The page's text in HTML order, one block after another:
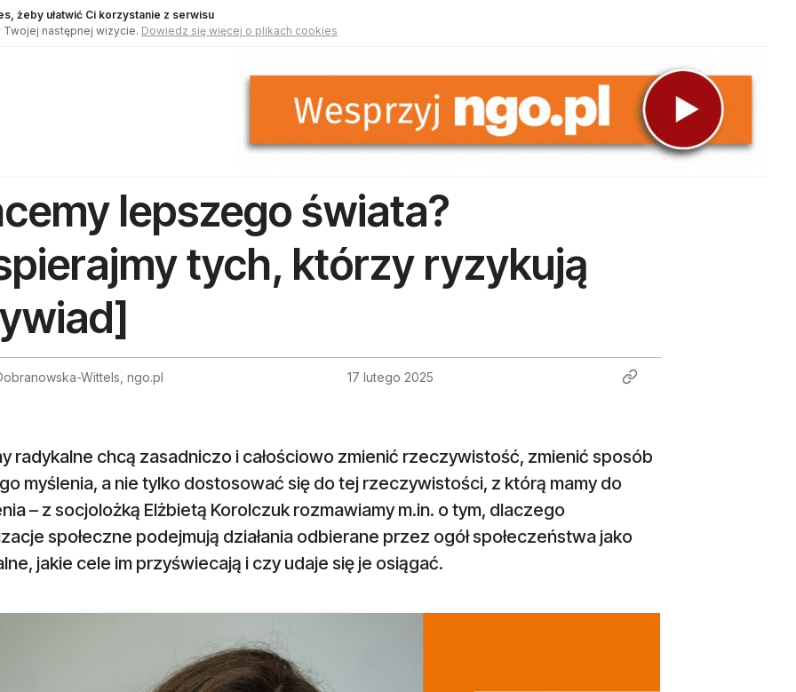
żeby ułatwić Ci korzystanie z serwisu
następnej wizycie. Dowiedz się więcej o plikach cookies
lepszego świata?
tych, którzy ryzykują
Wittels, ngo.pl 17 lutego 2025
radykalne chcą zasadniczo i całościowo zmienić rzeczywistość, zmienić sposób
myślenia, a nie tylko dostosować się do tej rzeczywistości, z którą mamy do
– z socjolożką Elżbietą Korolczuk rozmawiamy m.in. o tym, dlaczego
społeczne podejmują działania odbierane przez ogół społeczeństwa jako
jakie cele im przyświecają i czy udaje się je osiągać.